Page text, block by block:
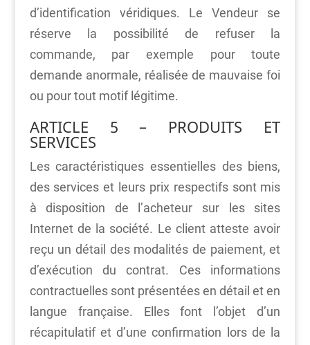
d’identification véridiques. Le Vendeur se
réserve la possibilité de refuser la
commande, par exemple pour toute
demande anormale, réalisée de mauvaise foi
ou pour tout motif légitime.
ARTICLE 5 – PRODUITS ET
SERVICES
Les caractéristiques essentielles des biens,
des services et leurs prix respectifs sont mis
à disposition de l’acheteur sur les sites
Internet de la société. Le client atteste avoir
reçu un détail des modalités de paiement, et
d’exécution du contrat. Ces informations
contractuelles sont présentées en détail et en
langue française. Elles font l’objet d’un
récapitulatif et d’une confirmation lors de la